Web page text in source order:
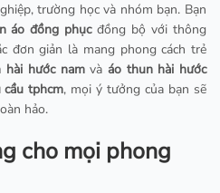
trường học và nhóm bạn. Bạn
áo đồng phụcđồng bộ với thông
đơn giản là mang phong cách trẻ
hài hước namvà áo thun hài hước
tphcm, mọi ý tưởng của bạn sẽ
hảo.
cho mọi phong